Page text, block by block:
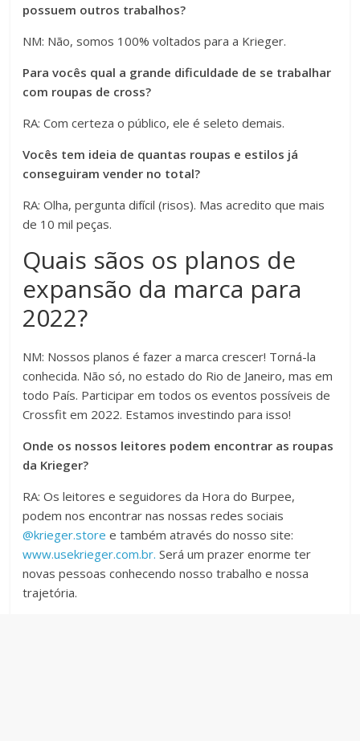
possuem outros trabalhos?
NM: Não, somos 100% voltados para a Krieger.
Para vocês qual a grande dificuldade de se trabalhar
com roupas de cross?
RA: Com certeza o público, ele é seleto demais.
Vocês tem ideia de quantas roupas e estilos já
conseguiram vender no total?
RA: Olha, pergunta difícil (risos). Mas acredito que mais
de 10 mil peças.
Quais sãos os planos de
expansão da marca para
2022?
NM: Nossos planos é fazer a marca crescer! Torná-la
conhecida. Não só, no estado do Rio de Janeiro, mas em
todo País. Participar em todos os eventos possíveis de
Crossfit em 2022. Estamos investindo para isso!
Onde os nossos leitores podem encontrar as roupas
da Krieger?
RA: Os leitores e seguidores da Hora do Burpee,
podem nos encontrar nas nossas redes sociais
@krieger.store e também através do nosso site:
www.usekrieger.com.br. Será um prazer enorme ter
novas pessoas conhecendo nosso trabalho e nossa
trajetória.